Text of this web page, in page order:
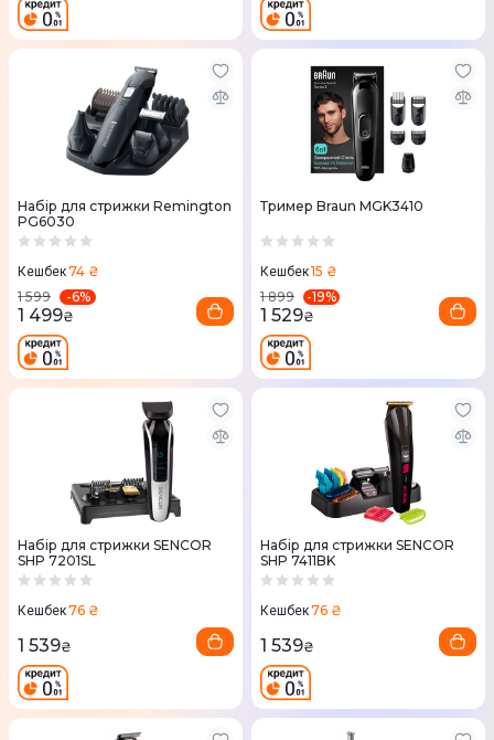
Набір для стрижки Remington
PG6030
Кешбек74 ₴
1 599
-6%
1 499₴
Тример Braun MGK3410
Кешбек15 ₴
1 899
-19%
1 529₴
Набір для стрижки SENCOR
SHP 7201SL
Кешбек76 ₴
1 539₴
Набір для стрижки SENCOR
SHP 7411BK
Кешбек76 ₴
1 539₴